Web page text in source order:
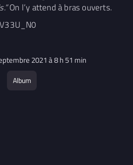
On l’y attend à bras ouverts.
2021 à 8 h 51 min
Album